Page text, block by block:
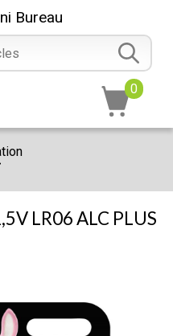
Bureau
0
LR06 ALC PLUS